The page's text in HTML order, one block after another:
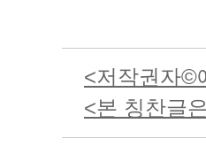
<저작권자©
<본 칭찬글